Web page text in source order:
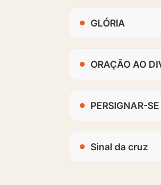
GLÓRIA
ORAÇÃO AO
PERSIGNAR-SE
Sinal da cruz